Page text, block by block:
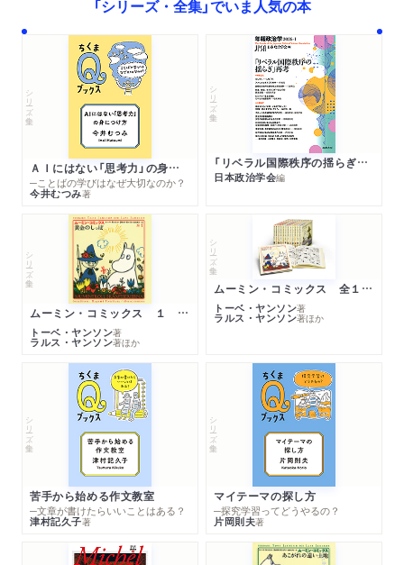
「シリーズ・全集」でいま人気の本
シリーズ・全集
ＡＩにはない「思考力」の身につけ方
─ことばの学びはなぜ大切なのか？
今井むつみ著
シリーズ・全集
「リベラル国際秩序の揺らぎ」再考 年報政治学２０２６‐Ⅰ
日本政治学会編
シリーズ・全集
ムーミン・コミックス １ 黄金のしっぽ
トーベ・ヤンソン著
ラルス・ヤンソン著ほか
シリーズ・全集
ムーミン・コミックス 全１４巻セット
トーベ・ヤンソン著
ラルス・ヤンソン著ほか
シリーズ・全集
苦手から始める作文教室
─文章が書けたらいいことはある？
津村記久子著
シリーズ・全集
マイテーマの探し方
─探究学習ってどうやるの？
片岡則夫著